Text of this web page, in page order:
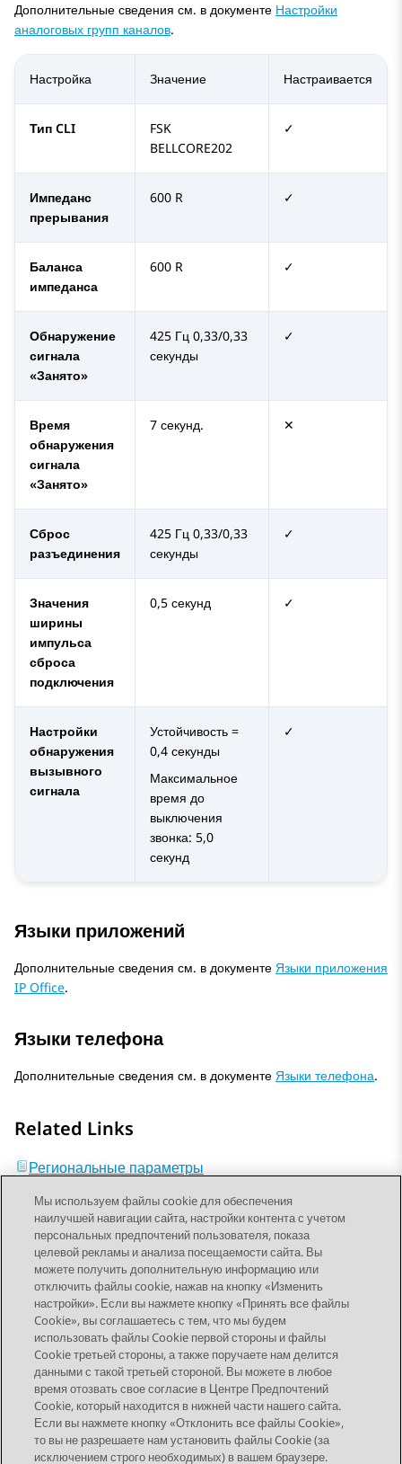
Дополнительные сведения см. в документе Настройки
аналоговых групп каналов.
Настройка Значение Настраивается
Тип CLI
FSK
BELLCORE202
✓
Импеданс
прерывания
600 R ✓
Баланса
импеданса
600 R ✓
Обнаружение
сигнала
«Занято»
425 Гц 0,33/0,33
секунды
✓
Время
обнаружения
сигнала
«Занято»
7 секунд. ✕
Сброс
разъединения
425 Гц 0,33/0,33
секунды
✓
Значения
ширины
импульса
сброса
подключения
0,5 секунд ✓
Настройки
обнаружения
вызывного
сигнала
Устойчивость =
0,4 секунды
Максимальное
время до
выключения
звонка: 5,0
секунд
✓
Языки приложений
Дополнительные сведения см. в документе Языки приложения
IP Office.
Языки телефона
Дополнительные сведения см. в документе Языки телефона.
Related Links
Региональные параметры
Send Feedback
Topic navigation
Предыдущая тема Следующая тема
STAY CONNECTED
Мы используем файлы cookie для обеспечения
наилучшей навигации сайта, настройки контента с учетом
персональных предпочтений пользователя, показа
целевой рекламы и анализа посещаемости сайта. Вы
можете получить дополнительную информацию или
отключить файлы cookie, нажав на кнопку «Изменить
настройки». Если вы нажмете кнопку «Принять все файлы
Cookie», вы соглашаетесь с тем, что мы будем
использовать файлы Cookie первой стороны и файлы
Cookie третьей стороны, а также поручаете нам делится
данными с такой третьей стороной. Вы можете в любое
время отозвать свое согласие в Центре Предпочтений
Cookie, который находится в нижней части нашего сайта.
Если вы нажмете кнопку «Отклонить все файлы Cookie»,
то вы не разрешаете нам установить файлы Cookie (за
исключением строго необходимых) в вашем браузере.